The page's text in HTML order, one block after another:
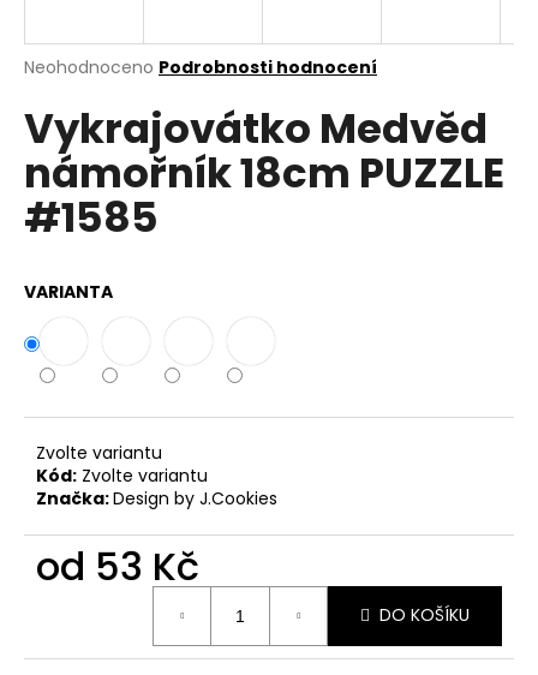
Průměrné
produktu
je
5
hvězdiček.
Neohodnoceno Podrobnosti hodnocení
Vykrajovátko Medvěd
námořník 18cm PUZZLE
#1585
VARIANTA
Zvolte variantu
Kód: Zvolte variantu
Značka:Design by J.Cookies
od 53 Kč
DO KOŠÍKU
j
t
?
D
o
o
u
č
u